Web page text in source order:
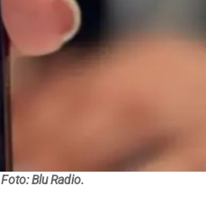
Foto: Blu Radio.